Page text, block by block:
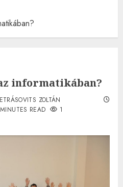
informatikában?
ZOLTÁN
READ 1